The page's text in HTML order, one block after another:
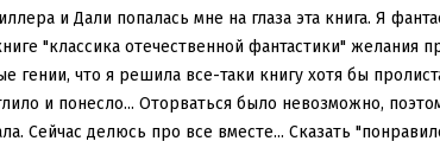
и Дали попалась мне на глаза эта книга. Я
"классика отечественной фантастики" желания
гении, что я решила все-таки книгу хотя бы
и понесло... Оторваться было невозможно,
Сейчас делюсь про все вместе... Сказать